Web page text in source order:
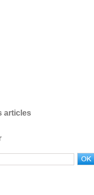
articles